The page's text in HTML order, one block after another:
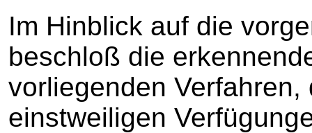
Im Hinblick auf die
beschloß die
vorliegenden Verfahren,
einstweiligen